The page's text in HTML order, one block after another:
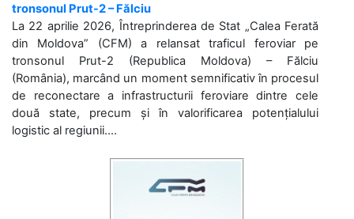
tronsonul Prut-2 – Fălciu
La 22 aprilie 2026, Întreprinderea de Stat „Calea Ferată
din Moldova” (CFM) a relansat traficul feroviar pe
tronsonul Prut-2 (Republica Moldova) – Fălciu
(România), marcând un moment semnificativ în procesul
de reconectare a infrastructurii feroviare dintre cele
două state, precum și în valorificarea potențialului
logistic al regiunii....